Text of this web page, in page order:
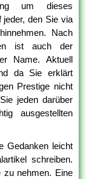
um dieses
jeder, den Sie via
Nach
ist auch der
Name. Aktuell
da Sie erklärt
Prestige nicht
jeden darüber
ausgestellten
Gedanken leicht
schreiben.
zu nehmen. Eine